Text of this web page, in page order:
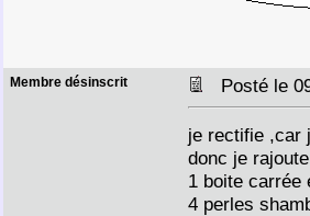
Membre désinscrit Posté le
je rectifie ,car
donc je
1 boite carrée
4 perles